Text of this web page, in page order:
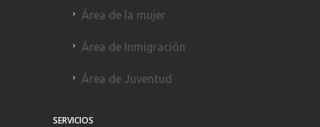
Área de la mujer
Área de Inmigración
Área de Juventud
SERVICIOS